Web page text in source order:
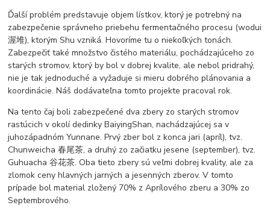
Ďalší problém predstavuje objem lístkov, ktorý je potrebný na
zabezpečenie správneho priebehu fermentačného procesu (wodui
渥堆), ktorým Shu vzniká. Hovoríme tu o niekoľkých tonách.
Zabezpečiť také množstvo čistého materiálu, pochádzajúceho zo
starých stromov, ktorý by bol v dobrej kvalite, ale nebol pridrahý,
nie je tak jednoduché a vyžaduje si mieru dobrého plánovania a
koordinácie. Náš dodávateľna tomto projekte pracoval rok.
Na tento čaj boli zabezpečené dva zbery zo starých stromov
rastúcich v okolí dedinky BaiyingShan, nachádzajúcej sa v
juhozápadnóm Yunnane. Prvý zber bol z konca jari (apríl), tvz.
Chunweicha 春尾茶, a druhý zo začiatku jesene (september), tvz.
Guhuacha 谷花茶. Oba tieto zbery sú veľmi dobrej kvality, ale za
zlomok ceny hlavných jarných a jesenných zberov. V tomto
prípade bol material zložený 70% z Aprílového zberu a 30% zo
Septembrového.